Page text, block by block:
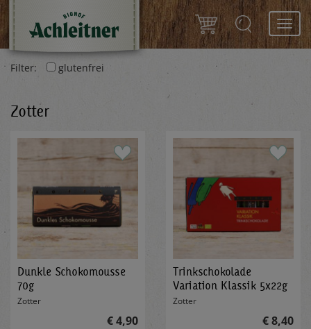
Filter:
glutenfrei
Zotter
Dunkle Schokomousse
70g
Zotter
€ 4,90
Trinkschokolade
Variation Klassik 5x22g
Zotter
€ 8,40